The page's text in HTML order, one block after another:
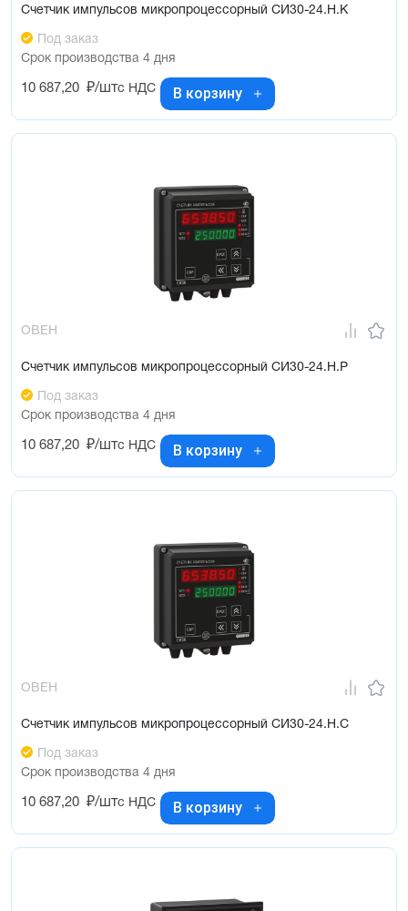
Счетчик импульсов микропроцессорный СИ30-24.Н.К
Под заказ
Срок производства 4 дня
10 687,20 ₽/штс НДС В корзину
ОВЕН
Счетчик импульсов микропроцессорный СИ30-24.Н.Р
Под заказ
Срок производства 4 дня
10 687,20 ₽/штс НДС В корзину
ОВЕН
Счетчик импульсов микропроцессорный СИ30-24.Н.С
Под заказ
Срок производства 4 дня
10 687,20 ₽/штс НДС В корзину